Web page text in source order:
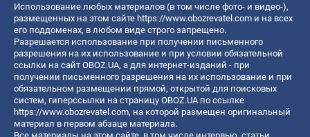
Использование любых материалов (в том числе фото- и видео-),
размещенных на этом сайте https://www.obozrevatel.com и на всех
его поддоменах, в любом виде строго запрещено.
Разрешается использование при получении письменного
разрешения на их использование и при условии обязательной
ссылки на сайт OBOZ.UA, а для интернет-изданий - при
получении письменного разрешения на их использование и при
обязательном размещении прямой, открытой для поисковых
систем, гиперссылки на страницу OBOZ.UA по ссылке
https://www.obozrevatel.com, на которой размещен оригинальный
материал в первом абзаце материала.